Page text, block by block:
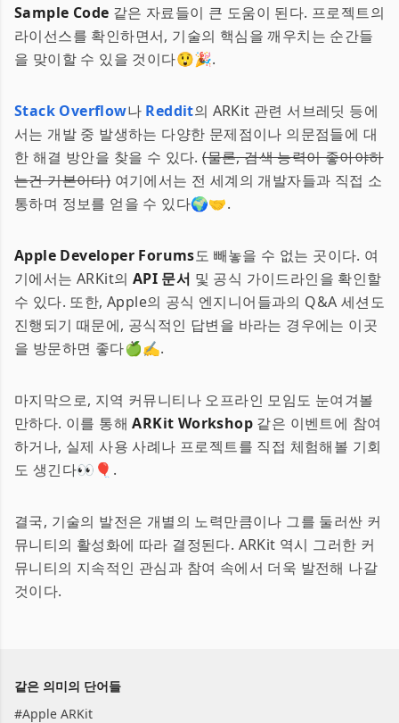
Sample Code 같은 자료들이 큰 도움이 된다. 프로젝트의
라이선스를 확인하면서, 기술의 핵심을 깨우치는 순간들
을 맞이할 수 있을 것이다😲🎉.
Stack Overflow나 Reddit의 ARKit 관련 서브레딧 등에
서는 개발 중 발생하는 다양한 문제점이나 의문점들에 대
한 해결 방안을 찾을 수 있다.(물론, 검색 능력이 좋아야하
는건 기본이다)여기에서는 전 세계의 개발자들과 직접 소
통하며 정보를 얻을 수 있다🌍🤝.
Apple Developer Forums도 빼놓을 수 없는 곳이다. 여
기에서는 ARKit의 API 문서 및 공식 가이드라인을 확인할
수 있다. 또한, Apple의 공식 엔지니어들과의 Q&A 세션도
진행되기 때문에, 공식적인 답변을 바라는 경우에는 이곳
을 방문하면 좋다🍏✍️.
마지막으로, 지역 커뮤니티나 오프라인 모임도 눈여겨볼
만하다. 이를 통해ARKit Workshop 같은 이벤트에 참여
하거나, 실제 사용 사례나 프로젝트를 직접 체험해볼 기회
도 생긴다👀🎈.
결국, 기술의 발전은 개별의 노력만큼이나 그를 둘러싼 커
뮤니티의 활성화에 따라 결정된다. ARKit 역시 그러한 커
뮤니티의 지속적인 관심과 참여 속에서 더욱 발전해 나갈
것이다.
같은 의미의 단어들
#Apple ARKit